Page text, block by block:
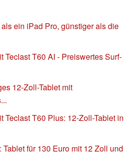
ein iPad Pro, günstiger als die
Teclast T60 AI - Preiswertes Surf-
12-Zoll-Tablet mit
Teclast T60 Plus: 12-Zoll-Tablet in
Tablet für 130 Euro mit 12 Zoll und